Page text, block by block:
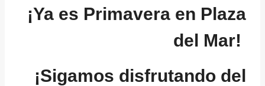
¡Ya es Primavera en Plaza
del Mar!
¡Sigamos disfrutando del